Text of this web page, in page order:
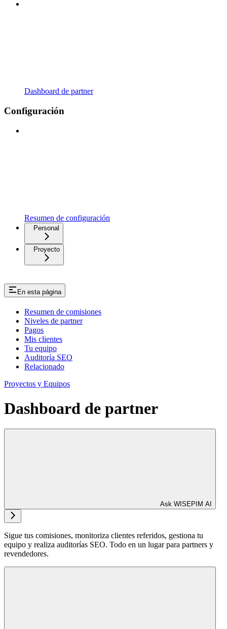
Dashboard de partner
Configuración
Resumen de configuración
Personal
Proyecto
En esta página
Resumen de comisiones
Niveles de partner
Pagos
Mis clientes
Tu equipo
Auditoría SEO
Relacionado
Proyectos y Equipos
Dashboard de partner
Ask WISEPIM AI
Sigue tus comisiones, monitoriza clientes referidos, gestiona tu
equipo y realiza auditorías SEO. Todo en un lugar para partners y
revendedores.